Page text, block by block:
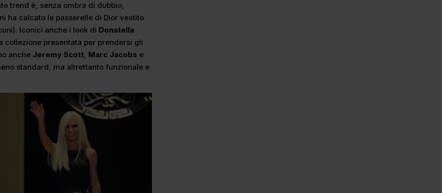
trend è, senza ombra di dubbio,
ha calcato le passerelle di Dior vestito
Iconici anche i look di Donatella
collezione presentata per prendersi gli
anche Jeremy Scott, Marc Jacobs e
standard, ma altrettanto funzionale e